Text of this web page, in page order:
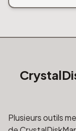
Plusieurs outils